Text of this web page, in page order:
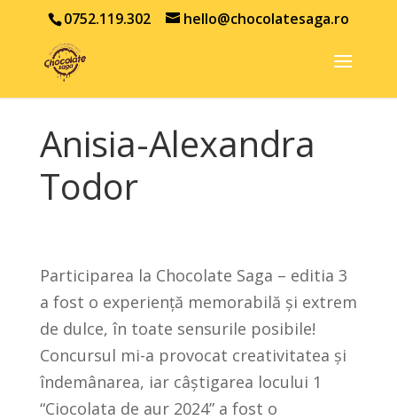
0752.119.302 hello@chocolatesaga.ro
Anisia-Alexandra
Todor
Participarea la Chocolate Saga – editia 3
a fost o experiență memorabilă și extrem
de dulce, în toate sensurile posibile!
Concursul mi-a provocat creativitatea și
îndemânarea, iar câștigarea locului 1
“Ciocolata de aur 2024” a fost o